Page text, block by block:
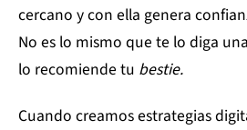
cercano y con ella genera
No es lo mismo que te lo diga
lo recomiende tu bestie.
Cuando creamos estrategias